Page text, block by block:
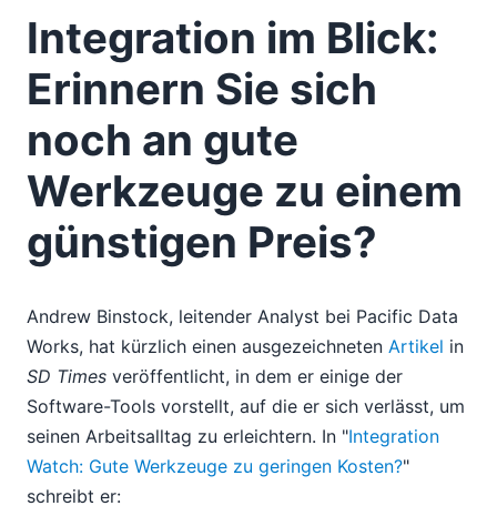
2009
2008
03
04
05
06
09
Altova wird nächste Woche auf der Microsoft PDC
ausstellen
Integration im Blick: Erinnern Sie sich noch an gute
Werkzeuge zu einem günstigen Preis?
Zusammenfassung von Oracle OpenWorld 2008
11
12
Integration im Blick:
Erinnern Sie sich
noch an gute
Werkzeuge zu einem
günstigen Preis?
Andrew Binstock, leitender Analyst bei Pacific Data
Works, hat kürzlich einen ausgezeichneten Artikel in
SD Times veröffentlicht, in dem er einige der
Software-Tools vorstellt, auf die er sich verlässt, um
seinen Arbeitsalltag zu erleichtern. In "Integration
Watch: Gute Werkzeuge zu geringen Kosten?"
schreibt er: